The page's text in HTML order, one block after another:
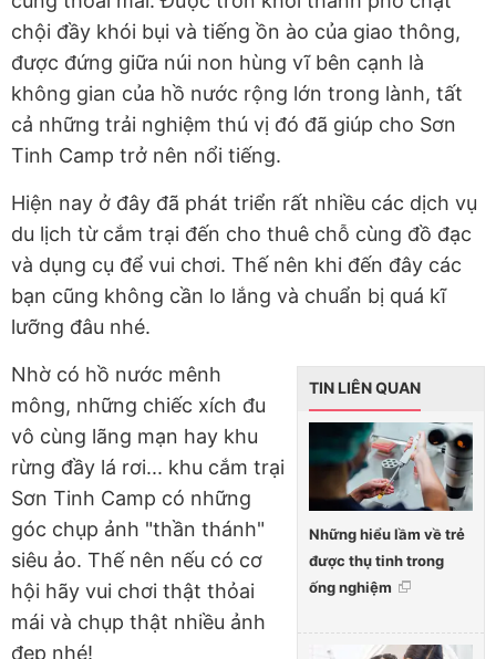
chội đầy khói bụi và tiếng ồn ào của giao thông,
được đứng giữa núi non hùng vĩ bên cạnh là
không gian của hồ nước rộng lớn trong lành, tất
cả những trải nghiệm thú vị đó đã giúp cho Sơn
Tinh Camp trở nên nổi tiếng.
Hiện nay ở đây đã phát triển rất nhiều các dịch vụ
du lịch từ cắm trại đến cho thuê chỗ cùng đồ đạc
và dụng cụ để vui chơi. Thế nên khi đến đây các
bạn cũng không cần lo lắng và chuẩn bị quá kĩ
lưỡng đâu nhé.
TIN LIÊN QUAN
Những hiểu lầm về trẻ
được thụ tinh trong
ống nghiệm
Nhờ có hồ nước mênh
mông, những chiếc xích đu
vô cùng lãng mạn hay khu
rừng đầy lá rơi... khu cắm trại
Sơn Tinh Camp có những
góc chụp ảnh "thần thánh"
siêu ảo. Thế nên nếu có cơ
hội hãy vui chơi thật thỏai
mái và chụp thật nhiều ảnh
đẹp nhé!